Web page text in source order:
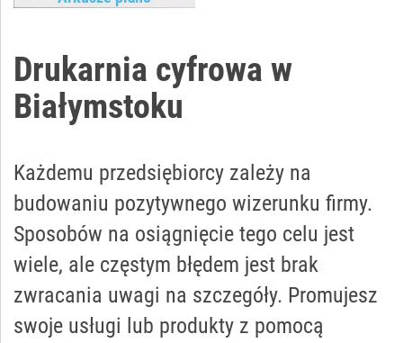
Drukarnia cyfrowa w
Białymstoku
Każdemu przedsiębiorcy zależy na
budowaniu pozytywnego wizerunku firmy.
Sposobów na osiągnięcie tego celu jest
wiele, ale częstym błędem jest brak
zwracania uwagi na szczegóły. Promujesz
swoje usługi lub produkty z pomocą